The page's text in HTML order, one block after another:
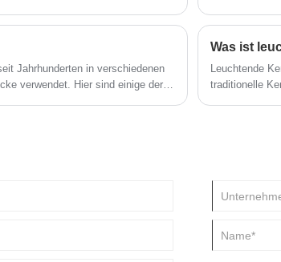
und andere Rundwaren
Jahrhunderten in verschiedenen
verwendet. Hier sind einige der
Was ist
Leuchtende
traditionelle